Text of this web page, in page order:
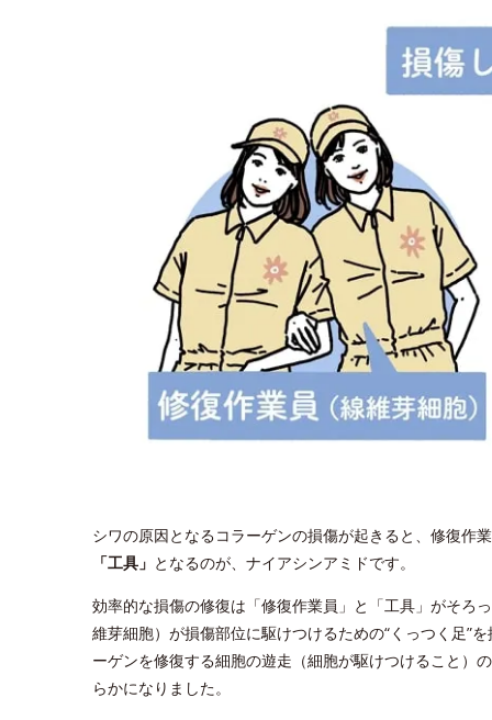
シワの原因となるコラーゲンの損傷が起きると、修復作
「工具」 となるのが、ナイアシンアミドです。
効率的な損傷の修復は「修復作業員」と「工具」がそろ
維芽細胞）が損傷部位に駆けつけるための“くっつく足”
ーゲンを修復する細胞の遊走（細胞が駆けつけること）
らかになりました。